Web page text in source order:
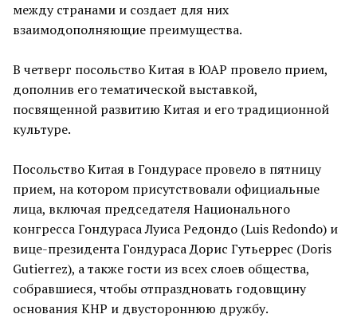
между странами и создает для них
взаимодополняющие преимущества.
В четверг посольство Китая в ЮАР провело прием,
дополнив его тематической выставкой,
посвященной развитию Китая и его традиционной
культуре.
Посольство Китая в Гондурасе провело в пятницу
прием, на котором присутствовали официальные
лица, включая председателя Национального
конгресса Гондураса Луиса Редондо (Luis Redondo) и
вице-президента Гондураса Дорис Гутьеррес (Doris
Gutierrez), а также гости из всех слоев общества,
собравшиеся, чтобы отпраздновать годовщину
основания КНР и двустороннюю дружбу.